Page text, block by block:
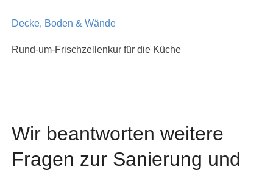
Decke, Boden & Wände
Rund-um-Frischzellenkur für die Küche
Wir beantworten weitere
Fragen zur Sanierung und